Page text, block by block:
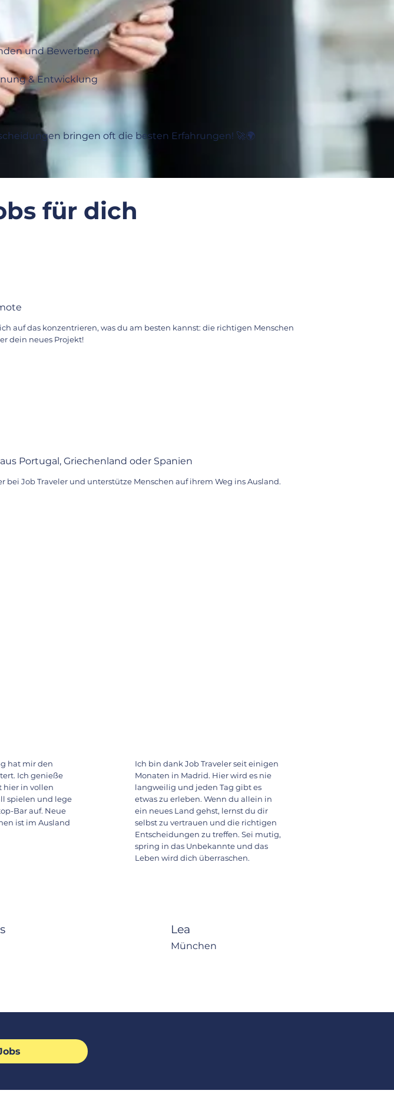
und Bewerbern
& Entwicklung
bringen oft die besten Erfahrungen! 🚀🌍
für dich
auf das konzentrieren, was du am besten kannst: die richtigen Menschen
dein neues Projekt!
Portugal, Griechenland oder Spanien
Job Traveler und unterstütze Menschen auf ihrem Weg ins Ausland.
hat mir den
Ich genieße
hier in vollen
spielen und lege
Bar auf. Neue
ist im Ausland
Ich bin dank Job Traveler seit einigen
Monaten in Madrid. Hier wird es nie
langweilig und jeden Tag gibt es
etwas zu erleben. Wenn du allein in
ein neues Land gehst, lernst du dir
selbst zu vertrauen und die richtigen
Entscheidungen zu treffen. Sei mutig,
spring in das Unbekannte und das
Leben wird dich überraschen.
Lea
München